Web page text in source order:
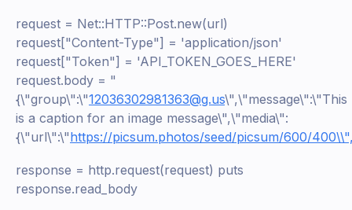
request = Net::HTTP::Post.new(url)
request["Content-Type"] = 'application/json'
request["Token"] = 'API_TOKEN_GOES_HERE'
request.body = "
{\"group\":\"12036302981363@g.us\",\"message\":\"This
is a caption for an image message\",\"media\":
{\"url\":\"https://picsum.photos/seed/picsum/600/
response = http.request(request) puts
response.read_body